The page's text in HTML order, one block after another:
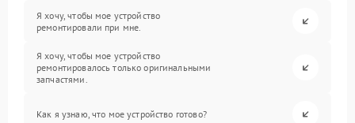
Я хочу, чтобы мое устройство
ремонтировали при мне.
Я хочу, чтобы мое устройство
ремонтировалось только оригинальными
запчастями.
Как я узнаю, что мое устройство готово?